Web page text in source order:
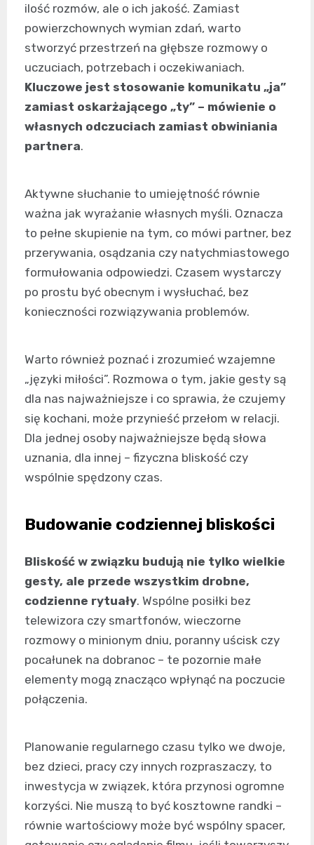
ilość rozmów, ale o ich jakość. Zamiast
powierzchownych wymian zdań, warto
stworzyć przestrzeń na głębsze rozmowy o
uczuciach, potrzebach i oczekiwaniach.
Kluczowe jest stosowanie komunikatu „ja”
zamiast oskarżającego „ty” – mówienie o
własnych odczuciach zamiast obwiniania
partnera.
Aktywne słuchanie to umiejętność równie
ważna jak wyrażanie własnych myśli. Oznacza
to pełne skupienie na tym, co mówi partner, bez
przerywania, osądzania czy natychmiastowego
formułowania odpowiedzi. Czasem wystarczy
po prostu być obecnym i wysłuchać, bez
konieczności rozwiązywania problemów.
Warto również poznać i zrozumieć wzajemne
„języki miłości”. Rozmowa o tym, jakie gesty są
dla nas najważniejsze i co sprawia, że czujemy
się kochani, może przynieść przełom w relacji.
Dla jednej osoby najważniejsze będą słowa
uznania, dla innej – fizyczna bliskość czy
wspólnie spędzony czas.
Budowanie codziennej bliskości
Bliskość w związku budują nie tylko wielkie
gesty, ale przede wszystkim drobne,
codzienne rytuały. Wspólne posiłki bez
telewizora czy smartfonów, wieczorne
rozmowy o minionym dniu, poranny uścisk czy
pocałunek na dobranoc – te pozornie małe
elementy mogą znacząco wpłynąć na poczucie
połączenia.
Planowanie regularnego czasu tylko we dwoje,
bez dzieci, pracy czy innych rozpraszaczy, to
inwestycja w związek, która przynosi ogromne
korzyści. Nie muszą to być kosztowne randki –
równie wartościowy może być wspólny spacer,